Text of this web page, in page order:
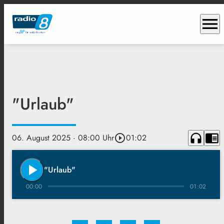
menu
"Urlaub"
06. August 2025 · 08:00 Uhrplay_circle_outline01:02 headphones chrome_reader_mode
play_arrow "Urlaub"
00:00 01:02